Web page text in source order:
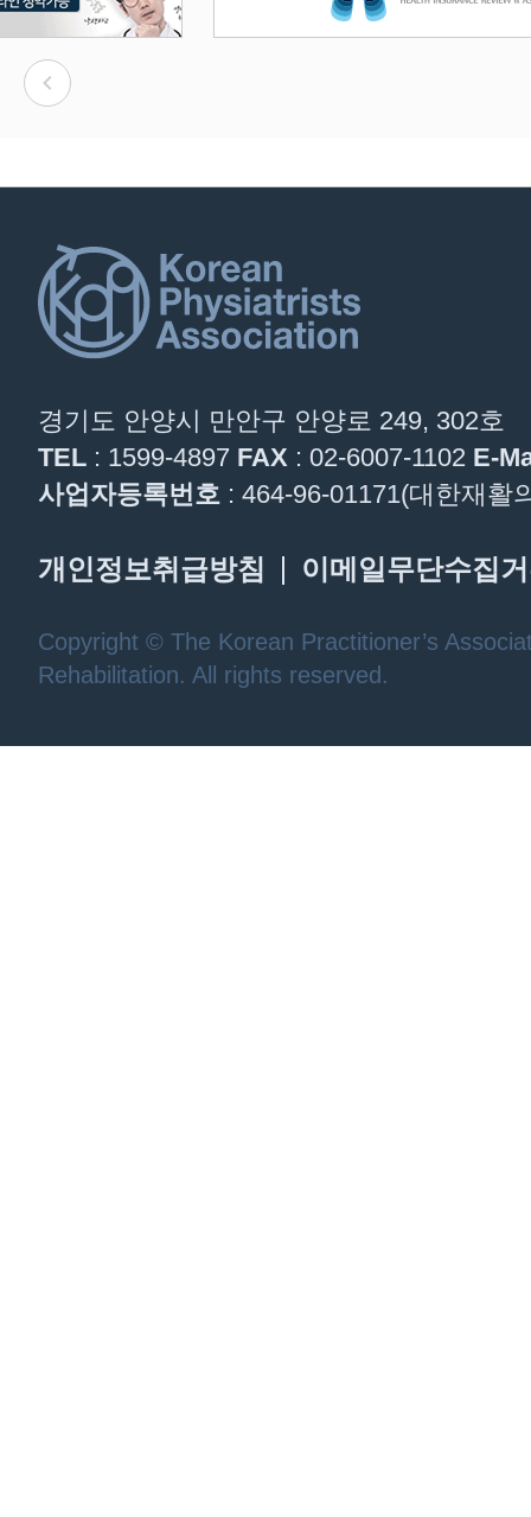
경기도 안양시 만안구 안양로 249, 302호
TEL : 1599-4897 FAX : 02-6007-1102 E-
사업자등록번호 : 464-96-01171(대한재활
개인정보취급방침 이메일무단수집
Copyright © The Korean Practitioner’s
Rehabilitation. All rights reserved.